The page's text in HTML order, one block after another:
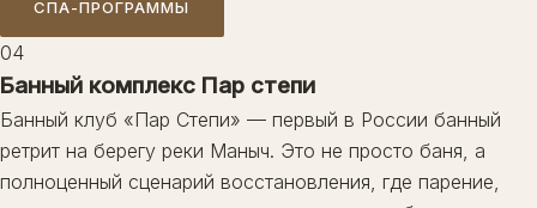
СПА-ПРОГРАММЫ
04
Банный комплекс Пар степи
Банный клуб «Пар Степи» — первый в России банный
ретрит на берегу реки Маныч. Это не просто баня, а
полноценный сценарий восстановления, где парение,